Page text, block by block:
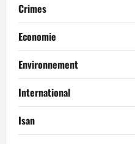
Crimes
Economie
Environnement
International
Isan